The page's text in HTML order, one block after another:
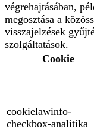
végrehajtásában,
megosztása a
visszajelzések
szolgáltatások.
Cookie
cookielawinfo-
checkbox-analitika